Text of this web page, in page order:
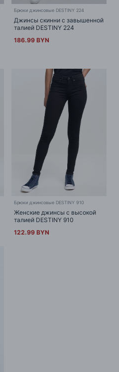
Брюки джинсовые DESTINY 224
Джинсы скинни с завышенной
талией DESTINY 224
186.99 BYN
Брюки джинсовые DESTINY 910
Женские джинсы с высокой
талией DESTINY 910
122.99 BYN